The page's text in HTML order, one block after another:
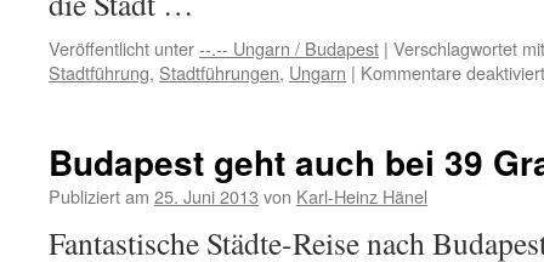
Veröffentlicht unter--.-- Ungarn / Budapest | Verschlagwortet mit
Stadtführung, Stadtführungen, Ungarn | Kommentare deaktiviert
Budapest geht auch bei 39
Publiziert am 25. Juni 2013 von Karl-Heinz Hänel
Fantastische Städte-Reise nach